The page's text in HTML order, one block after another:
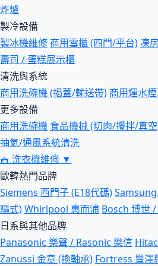
炸爐
製冷設備
製冰機維修 商用雪櫃 (四門/平台)凍
壽司 / 蛋糕展示櫃
清洗與系統
商用洗碗機 (揭蓋/輸送帶) 商用運水
更多設備
商用洗碗機 食品機械 (切肉/攪拌/真
抽氣/通風系統清洗
🧺 洗衣機維修 ▼
歐韓熱門品牌
Siemens 西門子 (E18代碼)
驅式)Whirlpool 惠而浦 Bosch 博世
日系與其他品牌
Panasonic 樂聲 / Rasonic 樂信
Zanussi 金章 (換軸承) Fortress 豐澤